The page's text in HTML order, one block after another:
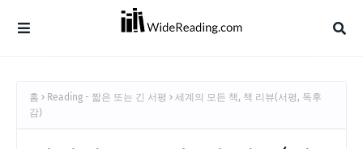
홈 Reading - 짧은 또는 긴 서평
세계의 모든 책, 책 리뷰(서평, 독후
감)